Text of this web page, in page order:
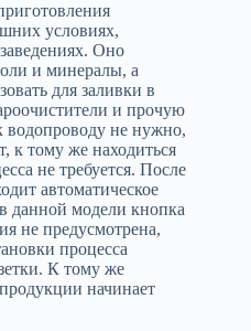
условиях,
Оно
и минералы, а
для заливки в
и прочую
водопроводу не нужно,
к тому же находиться
не требуется. После
автоматическое
данной модели кнопка
не предусмотрена,
процесса
К тому же
начинает